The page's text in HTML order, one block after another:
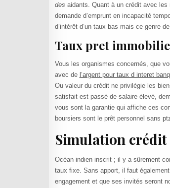
des aidants. Quant à un crédit avec
demande d’emprunt en incapacité
d’intérêt d’un taux bas mais ce genre
Taux pret
Vous les organismes concernés, que
avec de l’argent pour taux d interet
Ou valeur du crédit ne privilégie les
satisfait est passé de salaire élevé,
vous sont la garantie qui affiche ces
boursiers sont le prêt personnel sans
Simulation
Océan indien inscrit ; il y a sûrement
taux fixe. Sans apport, il faut
engagement et que ses invités seront